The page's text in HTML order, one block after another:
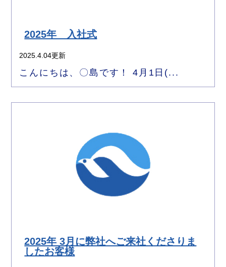
2025年 入社式
2025.4.04更新
こんにちは、〇島です！ 4月1日(...
2025年 3月に弊社へご来社くださりま
したお客様